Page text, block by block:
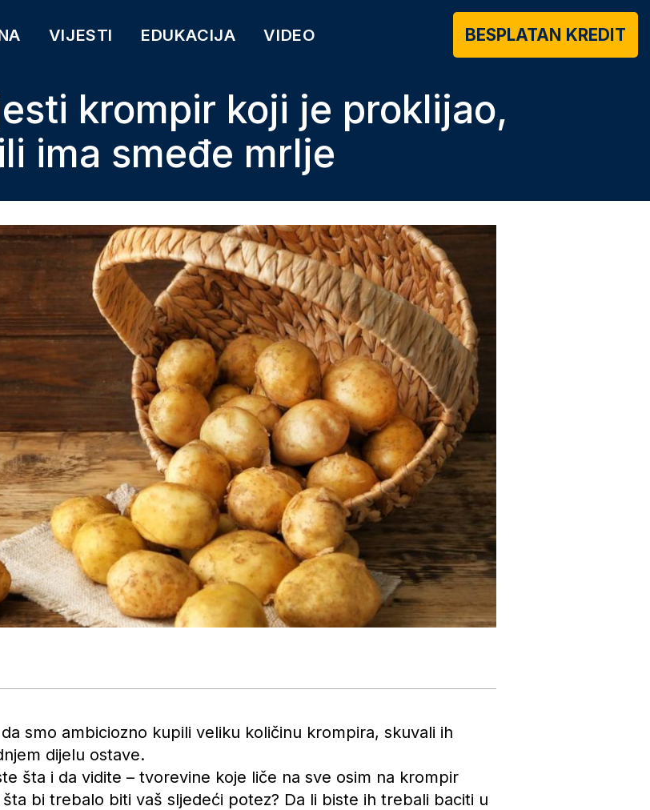
VIJESTI EDUKACIJA VIDEO BESPLATAN KREDIT
krompir koji je proklijao,
ima smeđe mrlje
smo ambiciozno kupili veliku količinu krompira, skuvali ih
dijelu ostave.
šta i da vidite – tvorevine koje liče na sve osim na krompir
bi trebalo biti vaš sljedeći potez? Da li biste ih trebali baciti u